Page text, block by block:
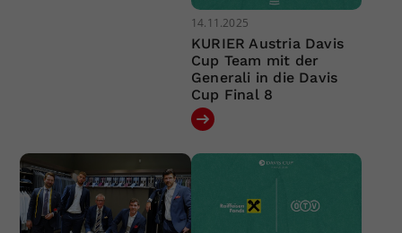
14.11.2025
KURIER Austria Davis
Cup Team mit der
Generali in die Davis
Cup Final 8